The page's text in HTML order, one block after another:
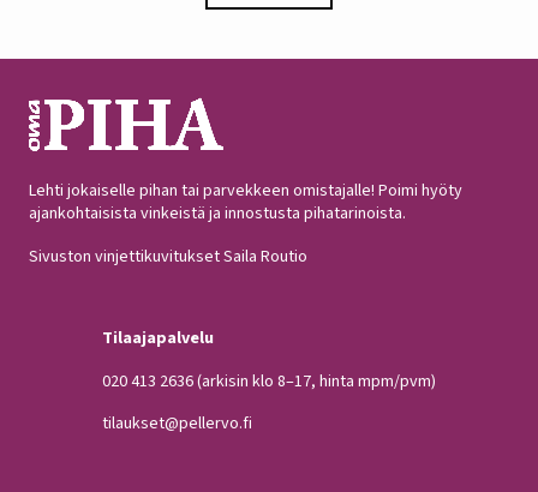
Lehti jokaiselle pihan tai parvekkeen omistajalle! Poimi hyöty
ajankohtaisista vinkeistä ja innostusta pihatarinoista.
Sivuston vinjettikuvitukset Saila Routio
Tilaajapalvelu
020 413 2636(arkisin klo 8–17, hinta mpm/pvm)
tilaukset@pellervo.fi